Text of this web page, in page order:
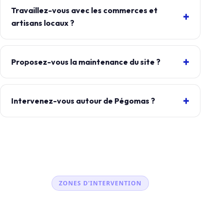
Travaillez-vous avec les commerces et
artisans locaux ?
Proposez-vous la maintenance du site ?
Intervenez-vous autour de Pégomas ?
ZONES D'INTERVENTION